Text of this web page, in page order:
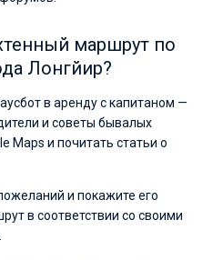
маршрут по
Лонгйир?
в аренду с капитаном —
и советы бывалых
Maps и почитать статьи о
и покажите его
в соответствии со своими